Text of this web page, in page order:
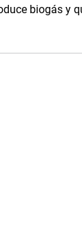
biogás y